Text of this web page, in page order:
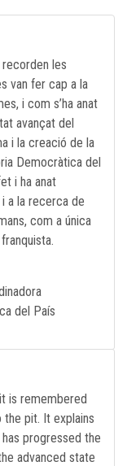
les
van fer cap a la
i com s’ha anat
avançat del
i la creació de la
Democràtica del
i ha anat
a la recerca de
com a única
del País
is remembered
pit. It explains
progressed the
advanced state